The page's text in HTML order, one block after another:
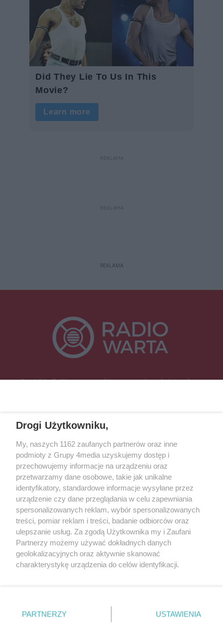
REKLAMA
REKLAMA
REKLAMA
Specjalnie dla Was postanowiliśmy stworzyć rozgłośnię radiową
Śrem, Jarocin, Gniezno, Ostrów Wlkp.).
Kontakt Reklama Patronat
Dane firmowe
Regulamin serwisu i ogłoszeń drobnych
Regulamin konkursów
Polityka prywatności
Przetwarzanie danych osobowych
Zapisz się do newslettera
Dołącz do grona ludzi najlepiej poinformowanych!
Zapisz się »
Drogi Użytkowniku,
My, naszych 1162 zaufanych partnerów oraz inne
podmioty z Grupy 4media uzyskujemy dostęp i
przechowujemy informacje na urządzeniu oraz
przetwarzamy dane osobowe, takie jak unikalne
identyfikatory, standardowe informacje wysyłane przez
urządzenie czy dane przeglądania w celu zapewniania
spersonalizowanych reklam, wybór spersonalizowanych
treści, pomiar reklam i treści, badanie odbiorców oraz
ulepszanie usług. Za zgodą Użytkownika my i Zaufani
Partnerzy możemy używać dokładnych danych
geolokalizacyjnych oraz aktywnie skanować
charakterystykę urządzenia do celów identyfikacji.
zmienić/wycofać klikając przycisk ustawień prywatności
znajdujący się w lewym dolnym rogu strony
. Niektóre
PARTNERZY USTAWIENIA